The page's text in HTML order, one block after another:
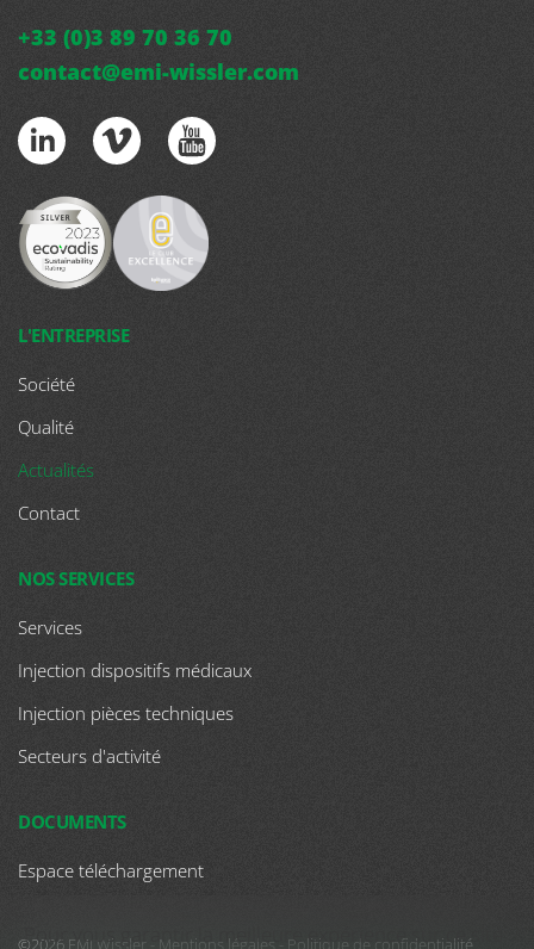
+33 (0)3 89 70 36 70
contact@emi-wissler.com
L'ENTREPRISE
Société
Qualité
Actualités
Contact
NOS SERVICES
Services
Injection dispositifs médicaux
Injection pièces techniques
Secteurs d'activité
DOCUMENTS
Espace téléchargement
©2026 EMI Wissler - Mentions légales - Politique de confidentialité
Pour vous garantir la meilleure expérience sur ce site